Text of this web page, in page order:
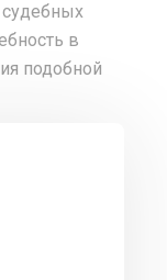
в
подобной